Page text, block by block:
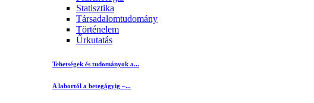
Statisztika
Társadalomtudomány
Történelem
Űrkutatás
Tehetségek és tudományok a...
A labortól a betegágyig –...